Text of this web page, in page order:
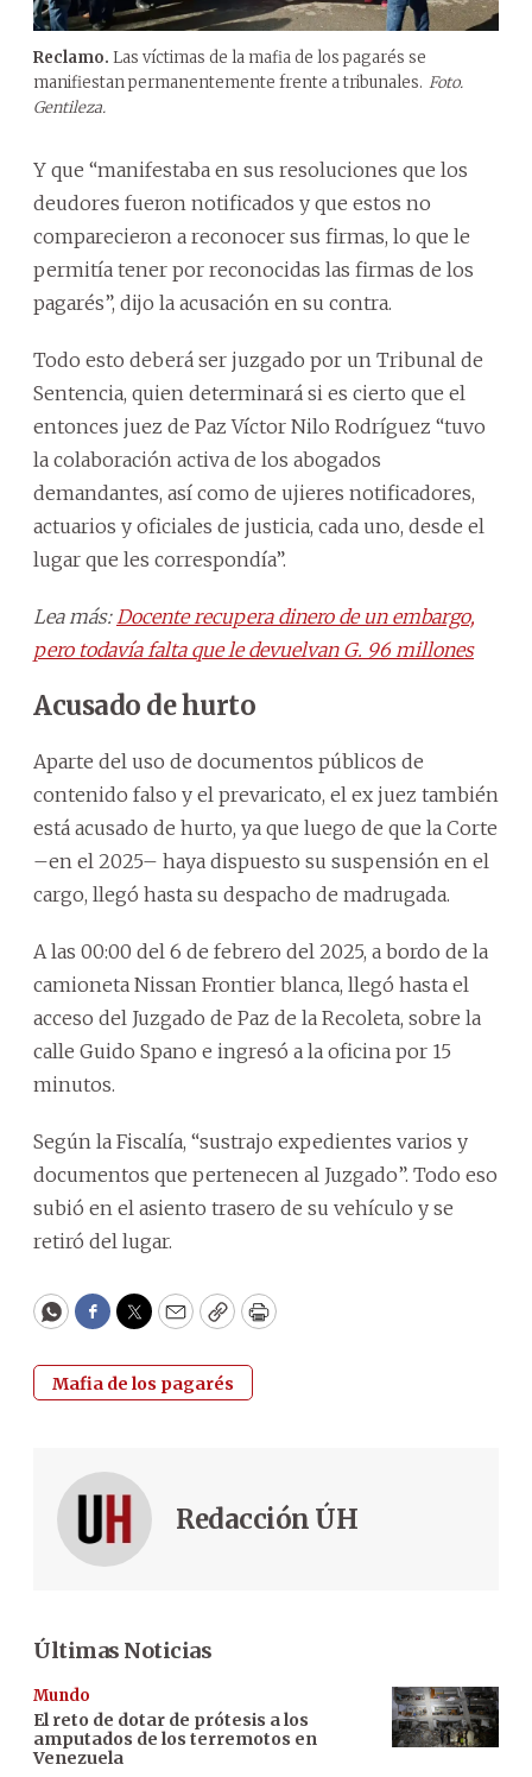
Reclamo. Las víctimas de la mafia de los pagarés se
manifiestan permanentemente frente a tribunales. Foto.
Gentileza.
Y que “manifestaba en sus resoluciones que los
deudores fueron notificados y que estos no
comparecieron a reconocer sus firmas, lo que le
permitía tener por reconocidas las firmas de los
pagarés”, dijo la acusación en su contra.
Todo esto deberá ser juzgado por un Tribunal de
Sentencia, quien determinará si es cierto que el
entonces juez de Paz Víctor Nilo Rodríguez “tuvo
la colaboración activa de los abogados
demandantes, así como de ujieres notificadores,
actuarios y oficiales de justicia, cada uno, desde el
lugar que les correspondía”.
Lea más:Docente recupera dinero de un embargo,
pero todavía falta que le devuelvan G. 96 millones
Acusado de hurto
Aparte del uso de documentos públicos de
contenido falso y el prevaricato, el ex juez también
está acusado de hurto, ya que luego de que la Corte
–en el 2025– haya dispuesto su suspensión en el
cargo, llegó hasta su despacho de madrugada.
A las 00:00 del 6 de febrero del 2025, a bordo de la
camioneta Nissan Frontier blanca, llegó hasta el
acceso del Juzgado de Paz de la Recoleta, sobre la
calle Guido Spano e ingresó a la oficina por 15
minutos.
Según la Fiscalía, “sustrajo expedientes varios y
documentos que pertenecen al Juzgado”. Todo eso
subió en el asiento trasero de su vehículo y se
retiró del lugar.
WhatsApp
Facebook
Twitter
EmailCopyPrint
Mafia de los pagarés
Redacción ÚH
Últimas Noticias
Mundo
El reto de dotar de prótesis a los
amputados de los terremotos en
Venezuela